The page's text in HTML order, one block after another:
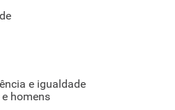
e igualdade
homens